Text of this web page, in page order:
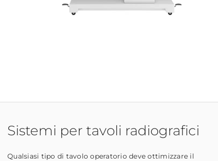
Sistemi per tavoli radiografici
Qualsiasi tipo di tavolo operatorio deve ottimizzare il